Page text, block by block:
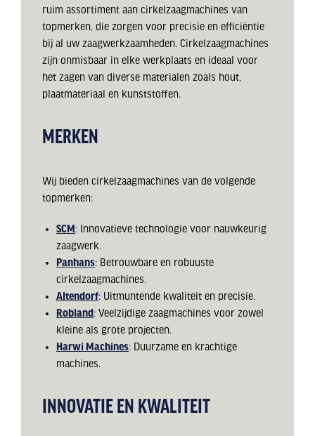
ruim assortiment aan cirkelzaagmachines van
topmerken, die zorgen voor precisie en efficiëntie
bij al uw zaagwerkzaamheden. Cirkelzaagmachines
zijn onmisbaar in elke werkplaats en ideaal voor
het zagen van diverse materialen zoals hout,
plaatmateriaal en kunststoffen.
MERKEN
Wij bieden cirkelzaagmachines van de volgende
topmerken:
SCM : Innovatieve technologie voor nauwkeurig
zaagwerk.
Panhans: Betrouwbare en robuuste
cirkelzaagmachines.
Altendorf: Uitmuntende kwaliteit en precisie.
Robland: Veelzijdige zaagmachines voor zowel
kleine als grote projecten.
Harwi Machines: Duurzame en krachtige
machines.
INNOVATIE EN KWALITEIT